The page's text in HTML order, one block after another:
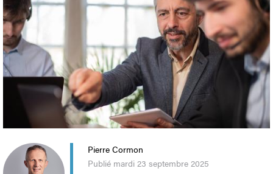
Pierre Cormon
Publié mardi 23 septembre 2025